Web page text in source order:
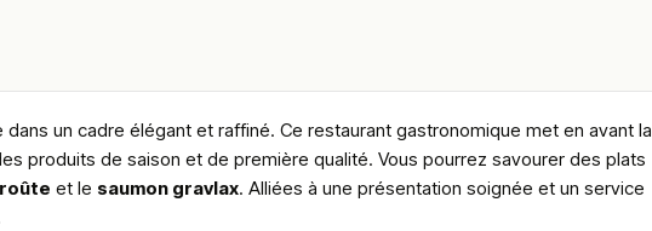
dans un cadre élégant et raffiné. Ce restaurant gastronomique met en avant la
produits de saison et de première qualité. Vous pourrez savourer des plats
et le saumon gravlax. Alliées à une présentation soignée et un service